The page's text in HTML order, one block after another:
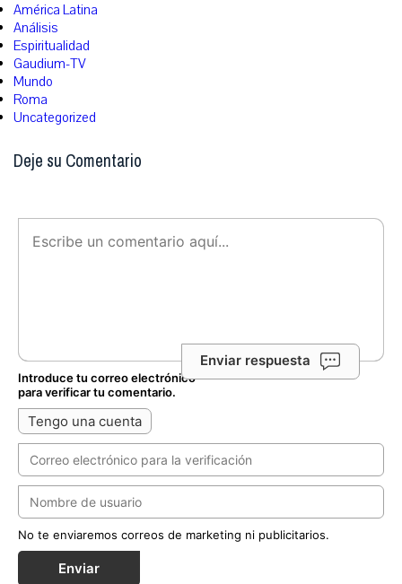
América Latina
Análisis
Espiritualidad
Gaudium-TV
Mundo
Roma
Uncategorized
Deje su Comentario
Enviar respuesta
Introduce tu correo electrónico
para verificar tu comentario.
Tengo una cuenta
No te enviaremos correos de marketing ni publicitarios.
Enviar